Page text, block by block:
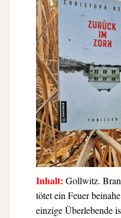
Inhalt: Gollwitz.
tötet ein Feuer
einzige Überlebende